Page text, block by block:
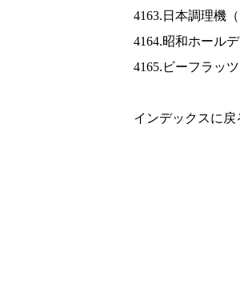
4163.日本調理機（
4164.昭和ホール
4165.ビーフラッ
インデックスに戻